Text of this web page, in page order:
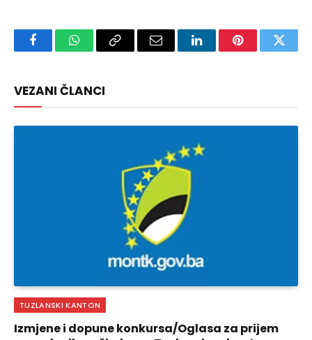
FacebookWhatsAppCopy
Email LinkedInPinterest
VEZANI ČLANCI
TUZLANSKI KANTON
Izmjene i dopune konkursa/Oglasa za prijem